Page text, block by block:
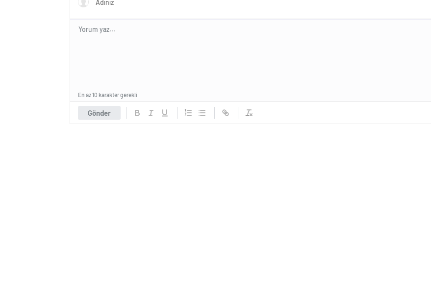
Gönder
En az 10 karakter gerekli